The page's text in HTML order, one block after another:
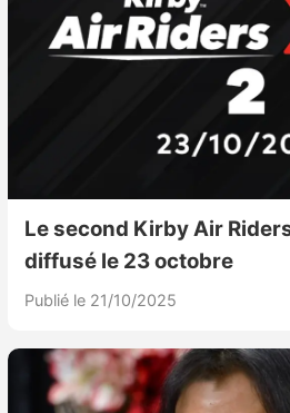
Le second Kirby Air
diffusé le 23 octobre
Publié le 21/10/2025